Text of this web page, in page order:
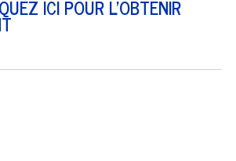
ICI POUR L'OBTENIR